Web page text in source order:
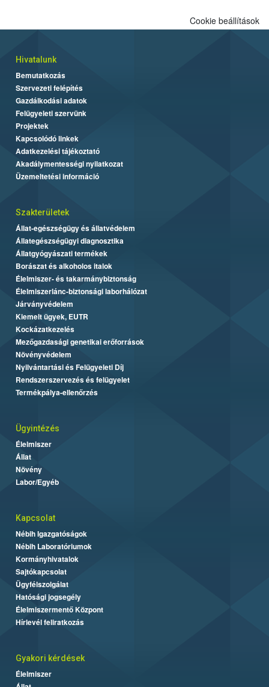
Cookie beállítások
Hivatalunk
Bemutatkozás
Szervezeti felépítés
Gazdálkodási adatok
Felügyeleti szervünk
Projektek
Kapcsolódó linkek
Adatkezelési tájékoztató
Akadálymentességi nyilatkozat
Üzemeltetési információ
Szakterületek
Állat-egészségügy és állatvédelem
Állategészségügyi diagnosztika
Állatgyógyászati termékek
Borászat és alkoholos italok
Élelmiszer- és takarmánybiztonság
Élelmiszerlánc-biztonsági laborhálózat
Járványvédelem
Kiemelt ügyek, EUTR
Kockázatkezelés
Mezőgazdasági genetikai erőforrások
Növényvédelem
Nyilvántartási és Felügyeleti Díj
Rendszerszervezés és felügyelet
Termékpálya-ellenőrzés
Ügyintézés
Élelmiszer
Állat
Növény
Labor/Egyéb
Kapcsolat
Nébih Igazgatóságok
Nébih Laboratóriumok
Kormányhivatalok
Sajtókapcsolat
Ügyfélszolgálat
Hatósági jogsegély
Élelmiszermentő Központ
Hírlevél feliratkozás
Gyakori kérdések
Élelmiszer